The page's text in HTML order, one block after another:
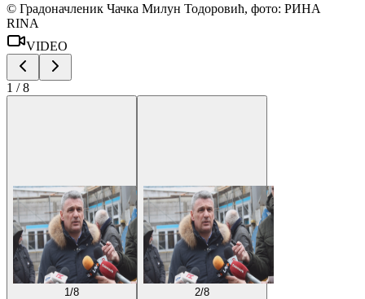
© Градоначленик Чачка Милун Тодоровић, фото: РИНА
RINA
VIDEO
1 /8
1 /8
2/8